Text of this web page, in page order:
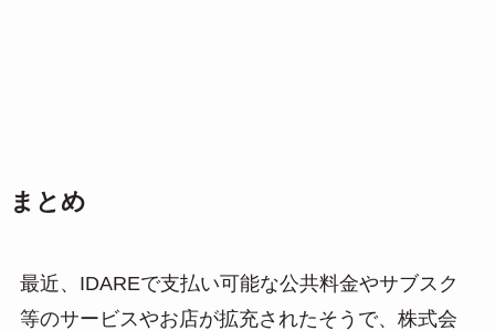
まとめ
最近、IDAREで支払い可能な公共料金やサブスク
等のサービスやお店が拡充されたそうで、株式会